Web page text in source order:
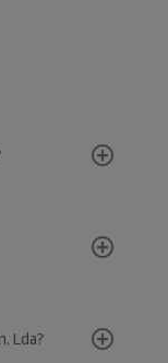
Lda?